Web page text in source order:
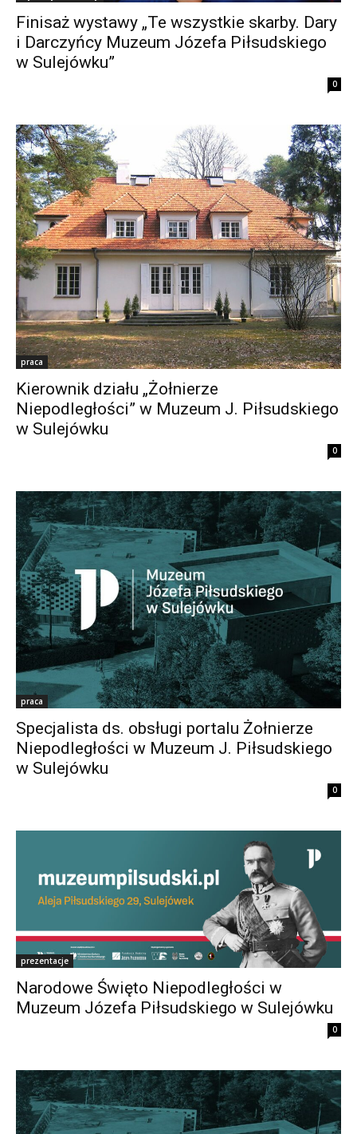
Finisaż wystawy „Te wszystkie skarby. Dary
i Darczyńcy Muzeum Józefa Piłsudskiego
w Sulejówku”
0
praca
Kierownik działu „Żołnierze
Niepodległości” w Muzeum J. Piłsudskiego
w Sulejówku
0
praca
Specjalista ds. obsługi portalu Żołnierze
Niepodległości w Muzeum J. Piłsudskiego
w Sulejówku
0
prezentacje
Narodowe Święto Niepodległości w
Muzeum Józefa Piłsudskiego w Sulejówku
0